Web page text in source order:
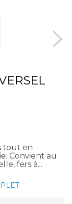
tout en
Convient au
fers à...